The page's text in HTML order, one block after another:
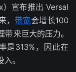
宣布推出 Versal
， 带宽会增长100
来巨大的压力。
是313%，因此在
。